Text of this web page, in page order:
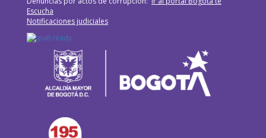
Escucha
Notificaciones judiciales